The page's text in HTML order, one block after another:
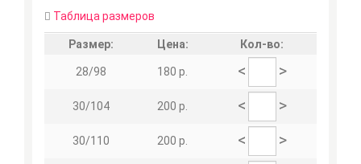
Таблица размеров
Размер: Цена: Кол-во:
28/98 180 р. < >
30/104 200 р. < >
30/110 200 р. < >